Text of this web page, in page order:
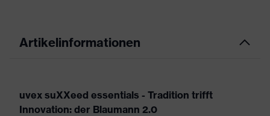
Artikelinformationen
uvex suXXeed essentials - Tradition trifft
Innovation: der Blaumann 2.0